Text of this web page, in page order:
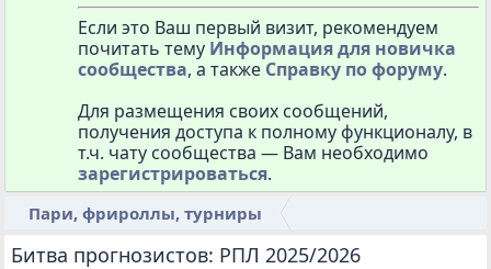
Если это Ваш первый визит, рекомендуем
почитать тему Информация для новичка
сообщества, а также Cправку по форуму.
Для размещения своих сообщений,
получения доступа к полному функционалу, в
т.ч. чату сообщества — Вам необходимо
зарегистрироваться.
Пари, фрироллы, турниры
Битва прогнозистов: РПЛ 2025/2026